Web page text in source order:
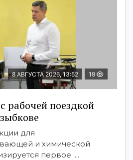
8 АВГУСТА 2026, 13:52 19
рабочей поездкой
для
и химической
первое. ...